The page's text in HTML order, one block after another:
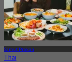
Samut Prakan
Thaï